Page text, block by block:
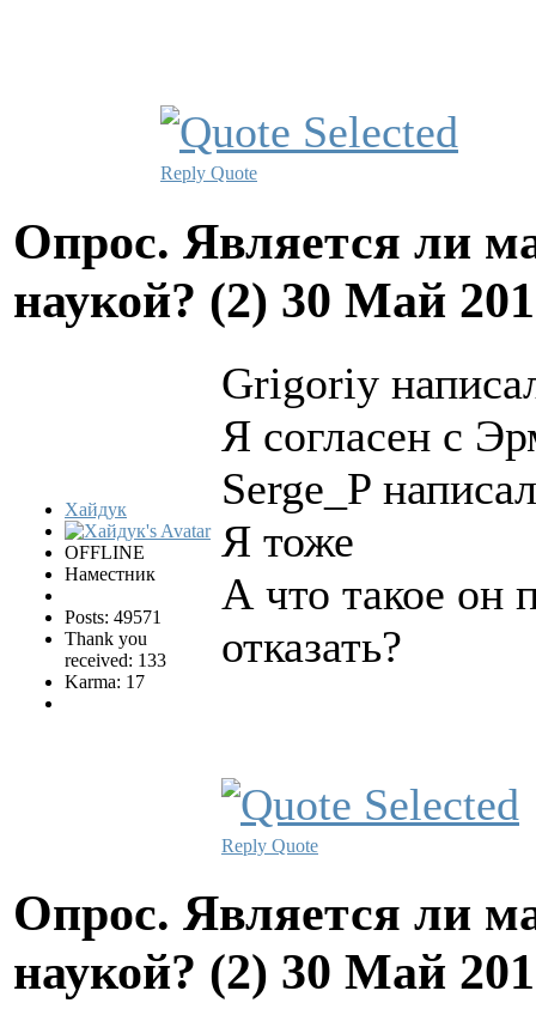
Reply Quote
Опрос. Является ли
наукой? (2) 30 Май
Хайдук
OFFLINE
Наместник
Posts: 49571
Thank you
received: 133
Karma: 17
Grigoriy
Я согласен с
Serge_P
Я тоже
А что такое он
отказать?
Reply Quote
Опрос. Является ли
наукой? (2) 30 Май